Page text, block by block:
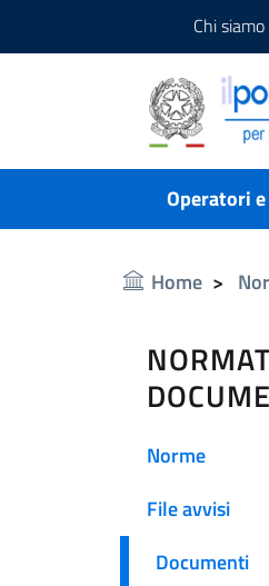
Chi siamo
Portale
Portale del
Operatori
Home
Norme
File avvisi
Documenti